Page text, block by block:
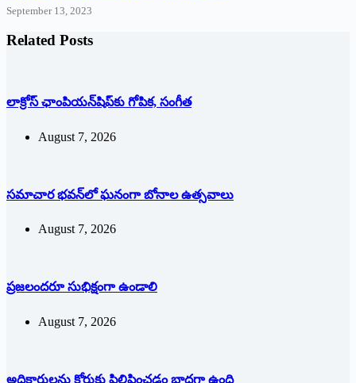
September 13, 2023
Related Posts
లాక్రోస్ ఛాంపియన్‌షిప్‌కు గోపిక, సంగీత
August 7, 2026
సమాచార భవన్‌లో ఘనంగా బోనాల ఉత్సవాలు
August 7, 2026
ప్రజలందరూ సుభిక్షంగా ఉండాలి
August 7, 2026
అధికారులను కోర్టుకు పిలిపించడం బాధగా ఉంది